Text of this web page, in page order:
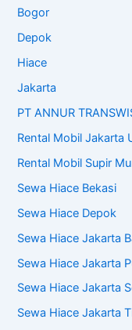
Bogor
Depok
Hiace
Jakarta
PT ANNUR
Rental Mobil Jakarta
Rental Mobil Supir
Sewa Hiace Bekasi
Sewa Hiace Depok
Sewa Hiace Jakarta
Sewa Hiace Jakarta
Sewa Hiace Jakarta
Sewa Hiace Jakarta